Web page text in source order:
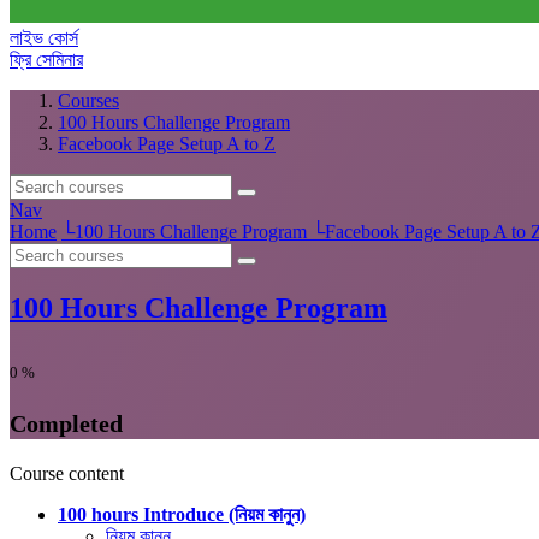
লাইভ কোর্স
ফ্রি সেমিনার
Courses
100 Hours Challenge Program
Facebook Page Setup A to Z
Nav
Home └100 Hours Challenge Program └Facebook Page Setup A to
100 Hours Challenge Program
0 %
Completed
Course content
100 hours Introduce (নিয়ম কানুন)